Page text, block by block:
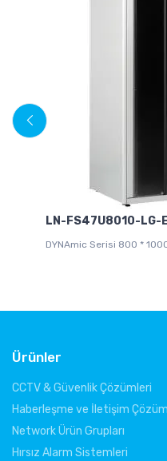
LN-FS47U8010-LG-
DYNAmic Serisi 800 *
Ürünler
CCTV & Güvenlik Çözümleri
Haberleşme ve İletişim
Network Ürün Grupları
Hırsız Alarm Sistemleri